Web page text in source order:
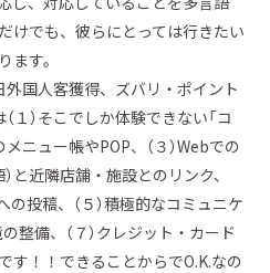
けでも、彼らにとっては行きたい
ます。
外国人客獲得、ズバリ・ポイント
１）そこでしか体験できない「コ
メニュー帳やPOP、（３）Webでの
と近隣店舗・施設とのリンク、
の投稿、（５）積極的なコミュニケ
整備、（７）クレジット・カード
す！！できることからでO.K.なの